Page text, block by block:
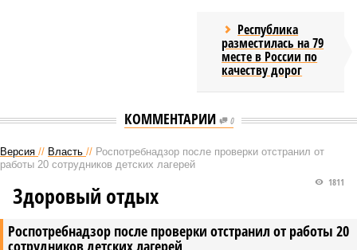
Республика
разместилась на 79
месте в России по
качеству дорог
КОММЕНТАРИИ 0
Версия // Власть // Роспотребнадзор после проверки отстранил от
работы 20 сотрудников детских лагерей
Роспотребнадзор после проверки отстранил от работы 20
сотрудников детских лагерей
1811
Здоровый отдых